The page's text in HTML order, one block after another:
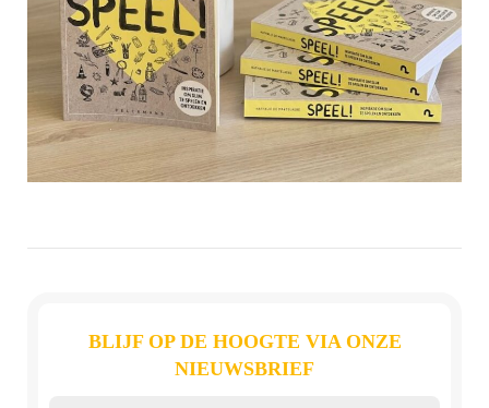
BLIJF OP DE HOOGTE VIA ONZE
NIEUWSBRIEF